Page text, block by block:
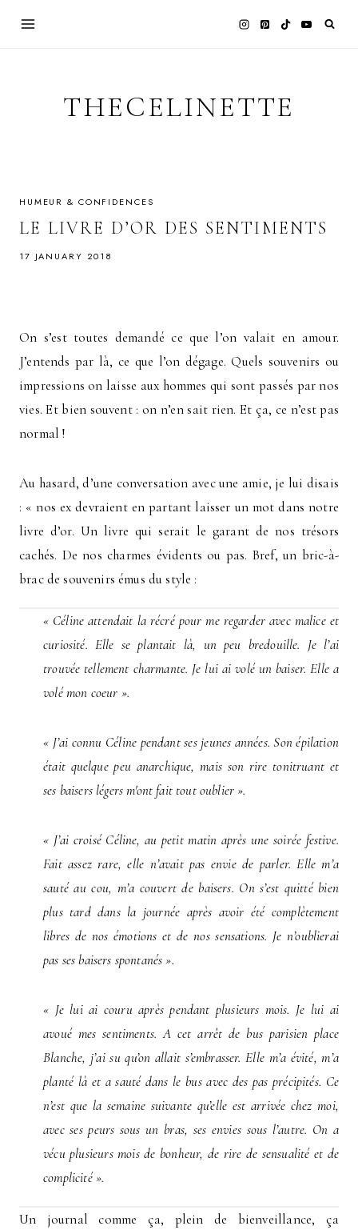
THECELINETTE
HUMEUR & CONFIDENCES
LE LIVRE D’OR DES SENTIMENTS
17 JANUARY 2018
On s’est toutes demandé ce que l’on valait en amour.
J’entends par là, ce que l’on dégage. Quels souvenirs ou
impressions on laisse aux hommes qui sont passés par nos
vies. Et bien souvent : on n’en sait rien. Et ça, ce n’est pas
normal !
Au hasard, d’une conversation avec une amie, je lui disais
: « nos ex devraient en partant laisser un mot dans notre
livre d’or. Un livre qui serait le garant de nos trésors
cachés. De nos charmes évidents ou pas. Bref, un bric-à-
brac de souvenirs émus du style :
« Céline attendait la récré pour me regarder avec malice et
curiosité. Elle se plantait là, un peu bredouille. Je l’ai
trouvée tellement charmante. Je lui ai volé un baiser. Elle a
volé mon coeur ».
« J’ai connu Céline pendant ses jeunes années. Son épilation
était quelque peu anarchique, mais son rire tonitruant et
ses baisers légers m'ont fait tout oublier ».
« J’ai croisé Céline, au petit matin après une soirée festive.
Fait assez rare, elle n’avait pas envie de parler. Elle m’a
sauté au cou, m’a couvert de baisers. On s’est quitté bien
plus tard dans la journée après avoir été complètement
libres de nos émotions et de nos sensations. Je n’oublierai
pas ses baisers spontanés ».
« Je lui ai couru après pendant plusieurs mois. Je lui ai
avoué mes sentiments. A cet arrêt de bus parisien place
Blanche, j’ai su qu’on allait s’embrasser. Elle m’a évité, m’a
planté là et a sauté dans le bus avec des pas précipités. Ce
n’est que la semaine suivante qu’elle est arrivée chez moi,
avec ses peurs sous un bras, ses envies sous l’autre. On a
vécu plusieurs mois de bonheur, de rire de sensualité et de
complicité ».
Un journal comme ça, plein de bienveillance, ça